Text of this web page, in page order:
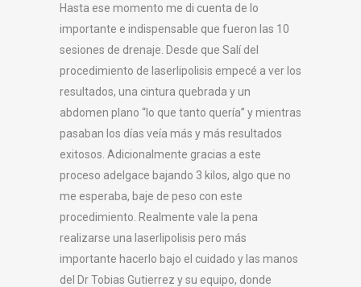
Hasta ese momento me di cuenta de lo
importante e indispensable que fueron las 10
sesiones de drenaje. Desde que Salí del
procedimiento de laserlipolisis empecé a ver los
resultados, una cintura quebrada y un
abdomen plano “lo que tanto quería” y mientras
pasaban los días veía más y más resultados
exitosos. Adicionalmente gracias a este
proceso adelgace bajando 3 kilos, algo que no
me esperaba, baje de peso con este
procedimiento. Realmente vale la pena
realizarse una laserlipolisis pero más
importante hacerlo bajo el cuidado y las manos
del Dr Tobias Gutierrez y su equipo, donde